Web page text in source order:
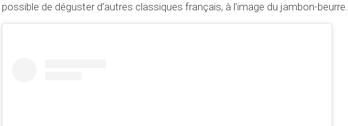
possible de déguster d’autres classiques français, à l’image du jambon-beurre.